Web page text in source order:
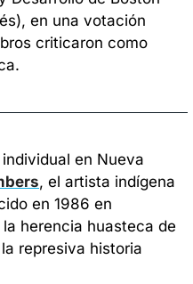
en una votación
criticaron como
en Nueva
, el artista indígena
en 1986 en
herencia huasteca de
represiva historia